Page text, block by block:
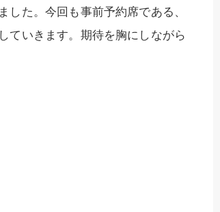
た。今回も事前予約席である、
ていきます。期待を胸にしながら